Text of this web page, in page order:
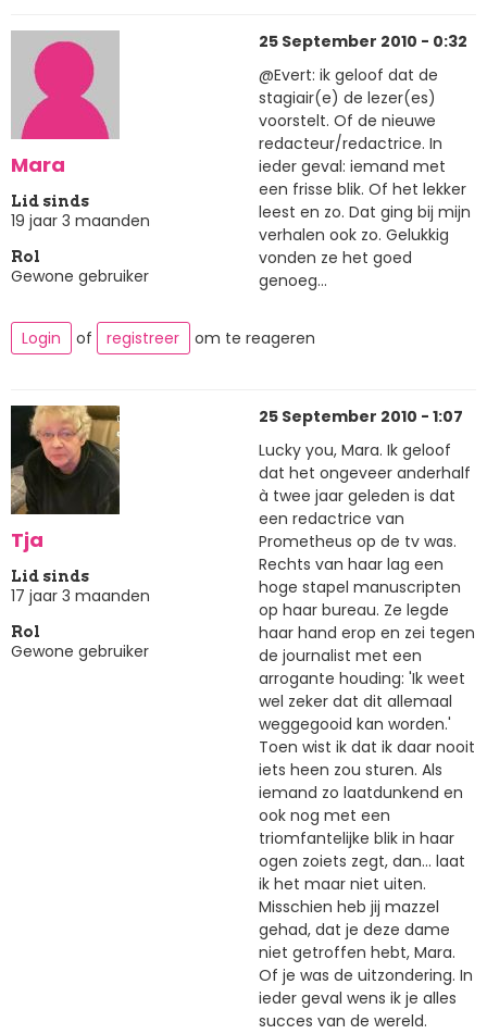
Mara
Lid sinds
19 jaar 3 maanden
Rol
Gewone gebruiker
25 September 2010 - 0:32
@Evert: ik geloof dat de
stagiair(e) de lezer(es)
voorstelt. Of de nieuwe
redacteur/redactrice. In
ieder geval: iemand met
een frisse blik. Of het lekker
leest en zo. Dat ging bij mijn
verhalen ook zo. Gelukkig
vonden ze het goed
genoeg...
Login of registreer om te reageren
Tja
Lid sinds
17 jaar 3 maanden
Rol
Gewone gebruiker
25 September 2010 - 1:07
Lucky you, Mara. Ik geloof
dat het ongeveer anderhalf
à twee jaar geleden is dat
een redactrice van
Prometheus op de tv was.
Rechts van haar lag een
hoge stapel manuscripten
op haar bureau. Ze legde
haar hand erop en zei tegen
de journalist met een
arrogante houding: 'Ik weet
wel zeker dat dit allemaal
weggegooid kan worden.'
Toen wist ik dat ik daar nooit
iets heen zou sturen. Als
iemand zo laatdunkend en
ook nog met een
triomfantelijke blik in haar
ogen zoiets zegt, dan... laat
ik het maar niet uiten.
Misschien heb jij mazzel
gehad, dat je deze dame
niet getroffen hebt, Mara.
Of je was de uitzondering. In
ieder geval wens ik je alles
succes van de wereld.